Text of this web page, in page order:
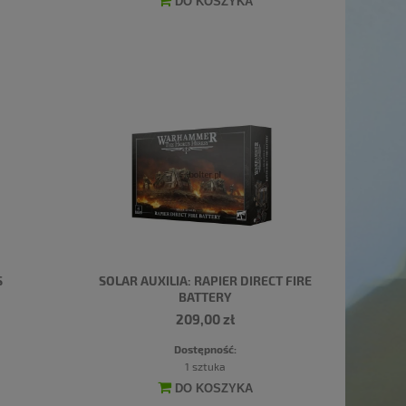
SOLAR AUXILIA: RAPIER DIRECT FIRE
BATTERY
209,00 zł
Dostępność:
1 sztuka
DO KOSZYKA